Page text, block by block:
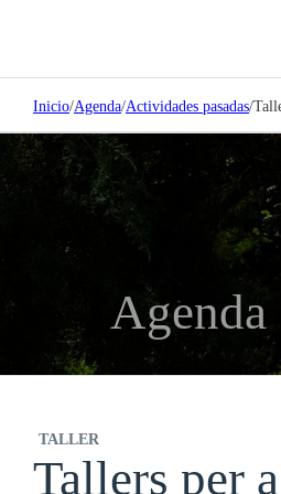
Inicio/Agenda/Actividades pasadas/
Agenda
TALLER
Tallers per